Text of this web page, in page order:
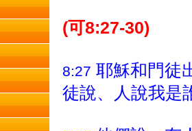
(可8:27-30)
8:27 耶穌和門徒
徒說、人說我是